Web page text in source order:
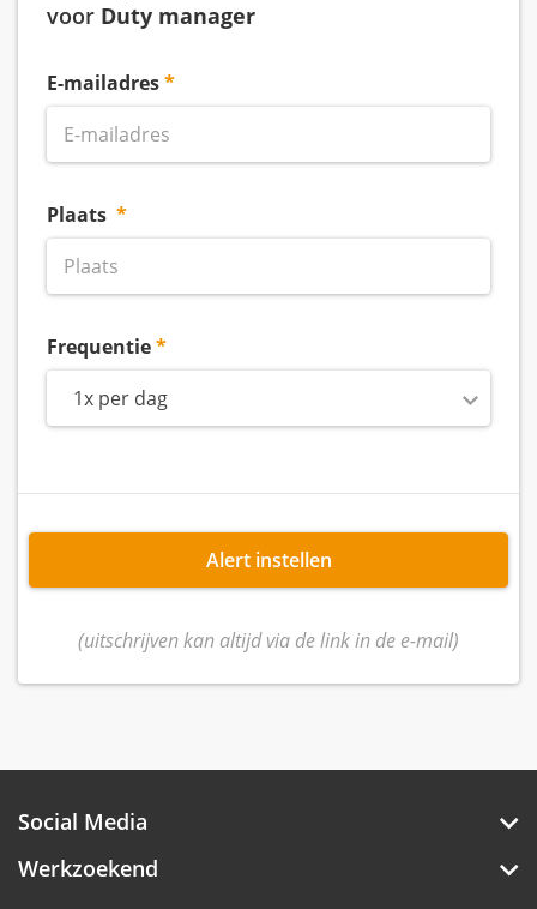
voor Duty manager
E-mailadres
Plaats
Frequentie
1x per dag
Alert instellen
(uitschrijven kan altijd via de link in de e-mail)
Social Media
Werkzoekend